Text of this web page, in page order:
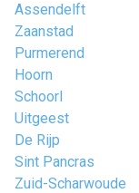
Assendelft
Zaanstad
Purmerend
Hoorn
Schoorl
Uitgeest
De Rijp
Sint Pancras
Zuid-Scharwoude